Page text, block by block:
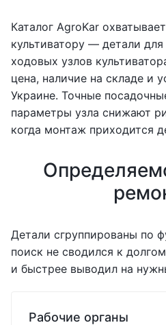
Каталог AgroKar
культиватору — детали
ходовых узлов
цена, наличие на складе и
Украине. Точные
параметры узла снижают
когда монтаж приходится
Детали сгруппированы по
поиск не сводился к
и быстрее выводил на
Рабочие органы